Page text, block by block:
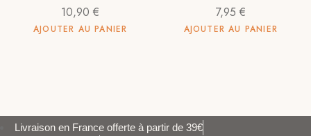
10,90€
AJOUTER AU PANIER
7,95 €
AJOUTER AU PANIER
Livraison en France offerte à partir de 39€